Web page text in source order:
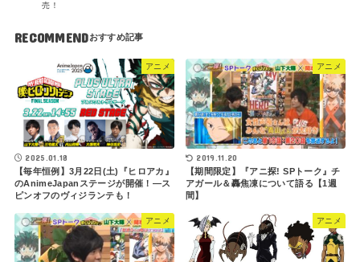
売！
RECOMMEND
アニメ
2025.01.18
【毎年恒例】3月22日(土)『ヒロアカ』
のAnimeJapanステージが開催！―ス
ピンオフのヴィジランテも！
アニメ
2019.11.20
【期間限定】『アニ探! SPトーク』チ
アガール＆轟焦凍について語る【1週
間】
アニメ アニメ